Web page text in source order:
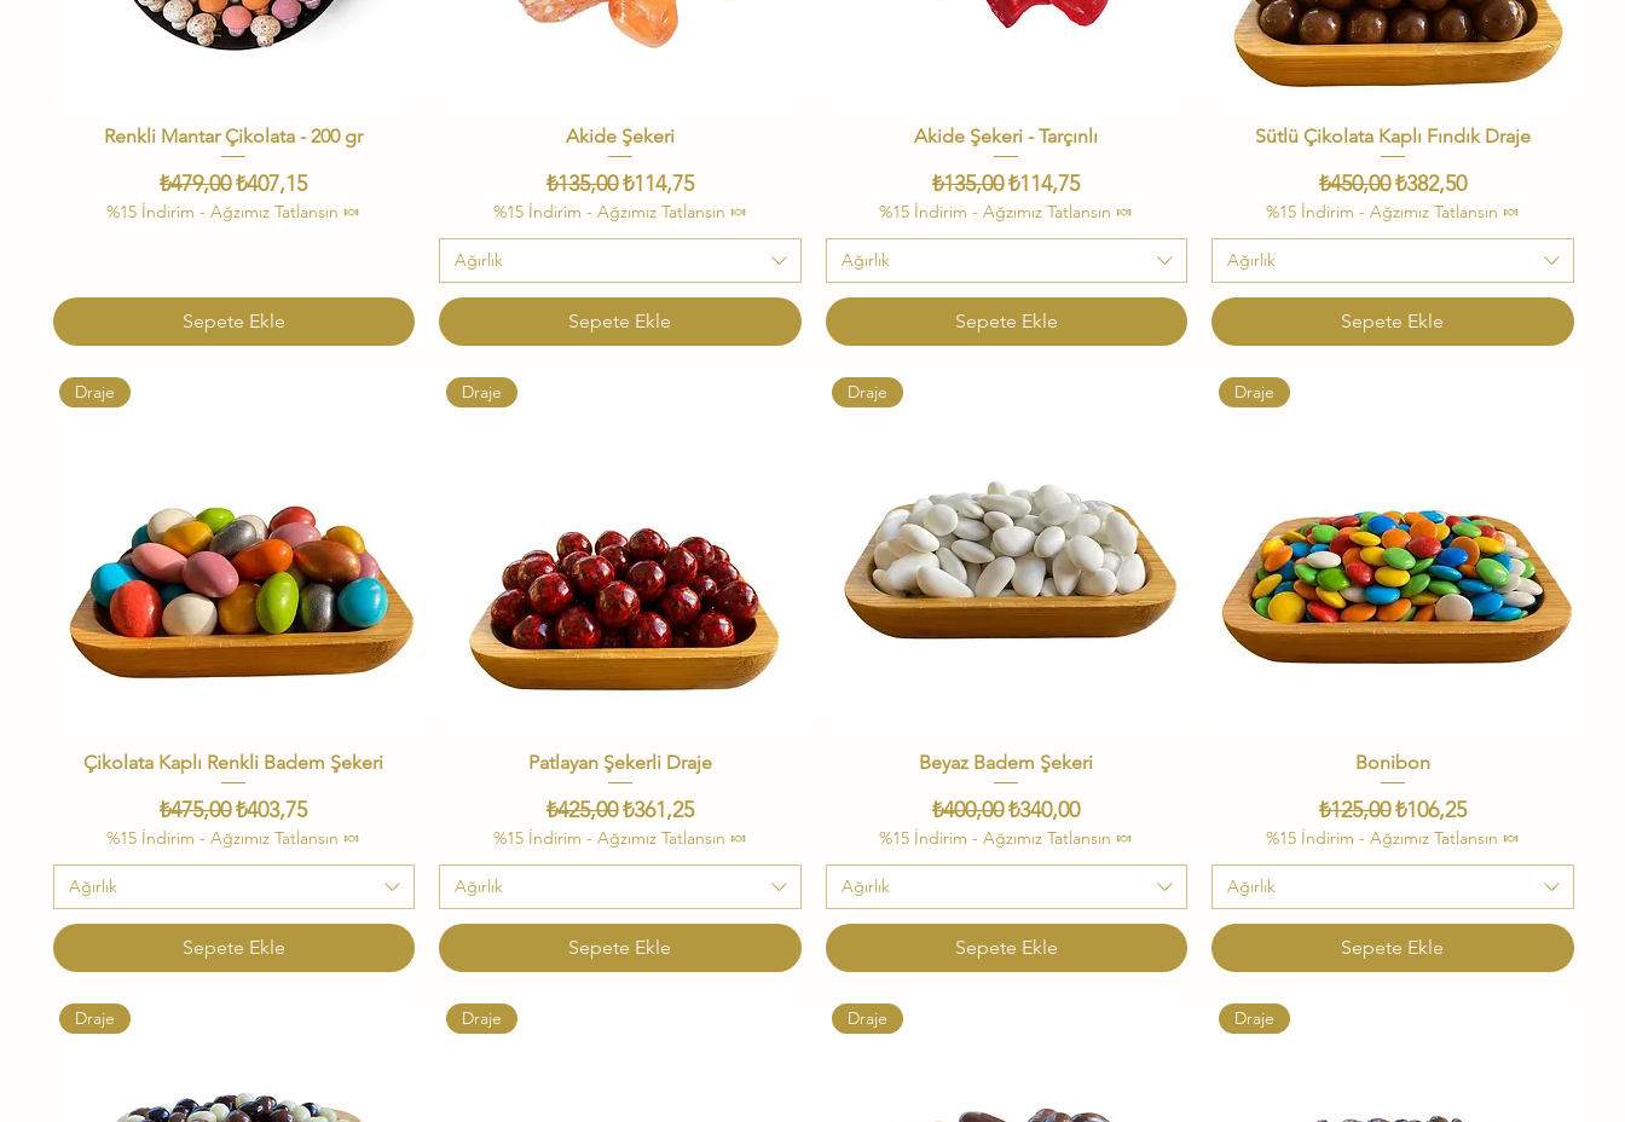
Hızlı Bakış
Renkli Mantar Çikolata - 200 gr
Normal Fiyat
₺479,00İndirimli Fiyat
₺407,15
%15 İndirim - Ağzımız Tatlansın 🍬
Sepete Ekle
Hızlı Bakış
Akide Şekeri
Normal Fiyat
₺135,00İndirimli Fiyat
₺114,75
%15 İndirim - Ağzımız Tatlansın 🍬
Ağırlık
Sepete Ekle
Hızlı Bakış
Akide Şekeri - Tarçınlı
Normal Fiyat
₺135,00İndirimli Fiyat
₺114,75
%15 İndirim - Ağzımız Tatlansın 🍬
Ağırlık
Sepete Ekle
Hızlı Bakış
Sütlü Çikolata Kaplı Fındık Draje
Normal Fiyat
₺450,00İndirimli Fiyat
₺382,50
%15 İndirim - Ağzımız Tatlansın 🍬
Ağırlık
Sepete Ekle
Hızlı Bakış
Draje
Çikolata Kaplı Renkli Badem Şekeri
Normal Fiyat
₺475,00İndirimli Fiyat
₺403,75
%15 İndirim - Ağzımız Tatlansın 🍬
Ağırlık
Sepete Ekle
Hızlı Bakış
Draje
Patlayan Şekerli Draje
Normal Fiyat
₺425,00İndirimli Fiyat
₺361,25
%15 İndirim - Ağzımız Tatlansın 🍬
Ağırlık
Sepete Ekle
Hızlı Bakış
Draje
Beyaz Badem Şekeri
Normal Fiyat
₺400,00İndirimli Fiyat
₺340,00
%15 İndirim - Ağzımız Tatlansın 🍬
Ağırlık
Sepete Ekle
Hızlı Bakış
Draje
Bonibon
Normal Fiyat
₺125,00İndirimli Fiyat
₺106,25
%15 İndirim - Ağzımız Tatlansın 🍬
Ağırlık
Sepete Ekle
Draje Draje Draje Draje